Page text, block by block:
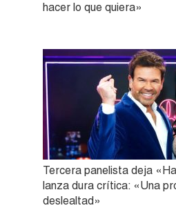
hacer lo que quiera»
Tercera panelista deja
lanza dura crítica: «Una
deslealtad»